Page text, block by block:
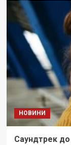
НОВИНИ
Саундтрек